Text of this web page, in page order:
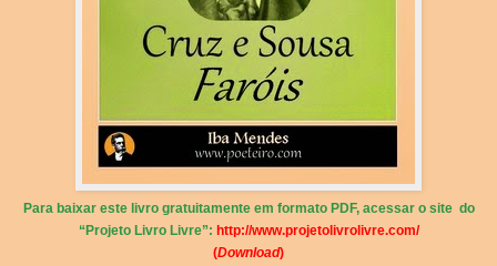
Para baixar este livro gratuitamente em formato PDF, acessar o site do
“Projeto Livro Livre”: http://www.projetolivrolivre.com/
(Download)